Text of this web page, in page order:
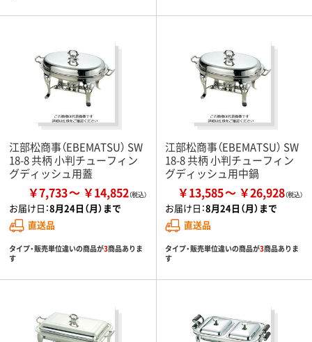
江部松商事（EBEMATSU） SW
18-8 共柄 小判チューフィン
グディッシュ用蓋
￥7,733 ￥14,852
お届け日：8月24日（月）まで
直送品
タイプ・販売単位違いの商品が3商品ありま
す
江部松商事（EBEMATSU） SW
18-8 共柄 小判チューフィン
グディッシュ用中鍋
￥13,585 ￥26,928
お届け日：8月24日（月）まで
直送品
タイプ・販売単位違いの商品が3商品ありま
す